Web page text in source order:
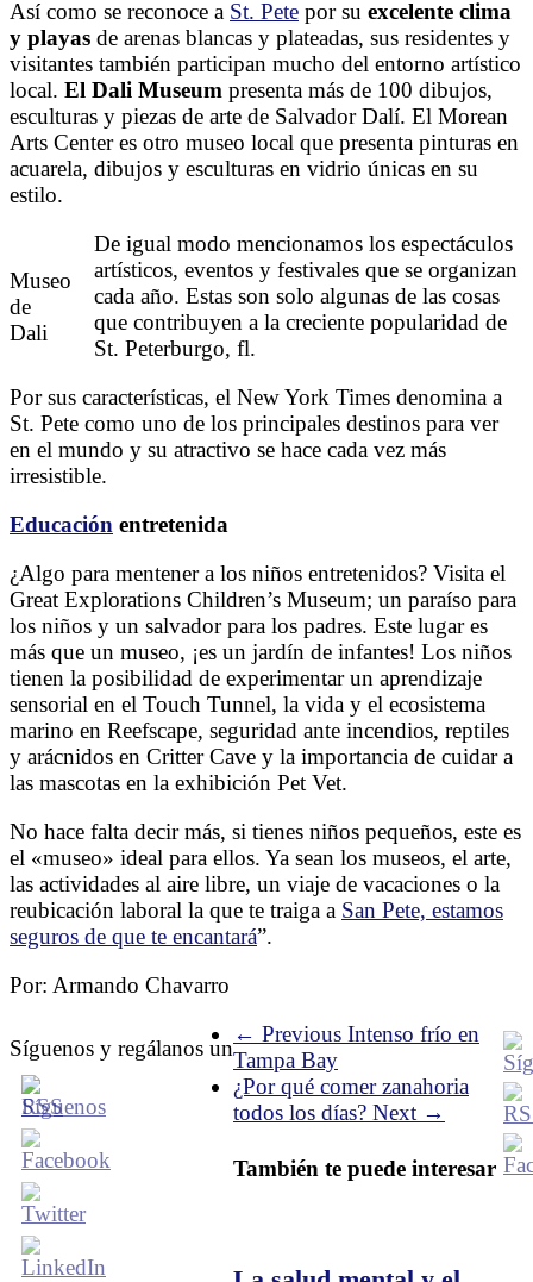
Así como se reconoce a St. Pete por su excelente clima
y playas de arenas blancas y plateadas, sus residentes y
visitantes también participan mucho del entorno artístico
local. El Dali Museum presenta más de 100 dibujos,
esculturas y piezas de arte de Salvador Dalí. El Morean
Arts Center es otro museo local que presenta pinturas en
acuarela, dibujos y esculturas en vidrio únicas en su
estilo.
Museo
de
Dali
De igual modo mencionamos los espectáculos
artísticos, eventos y festivales que se organizan
cada año. Estas son solo algunas de las cosas
que contribuyen a la creciente popularidad de
St. Peterburgo, fl.
Por sus características, el New York Times denomina a
St. Pete como uno de los principales destinos para ver
en el mundo y su atractivo se hace cada vez más
irresistible.
Educación entretenida
¿Algo para mentener a los niños entretenidos? Visita el
Great Explorations Children’s Museum; un paraíso para
los niños y un salvador para los padres. Este lugar es
más que un museo, ¡es un jardín de infantes! Los niños
tienen la posibilidad de experimentar un aprendizaje
sensorial en el Touch Tunnel, la vida y el ecosistema
marino en Reefscape, seguridad ante incendios, reptiles
y arácnidos en Critter Cave y la importancia de cuidar a
las mascotas en la exhibición Pet Vet.
No hace falta decir más, si tienes niños pequeños, este es
el «museo» ideal para ellos. Ya sean los museos, el arte,
las actividades al aire libre, un viaje de vacaciones o la
reubicación laboral la que te traiga a San Pete, estamos
seguros de que te encantará”.
Por: Armando Chavarro
Síguenos y regálanos un
← Previous Intenso frío en
Tampa Bay
¿Por qué comer zanahoria
todos los días? Next →
También te puede interesar